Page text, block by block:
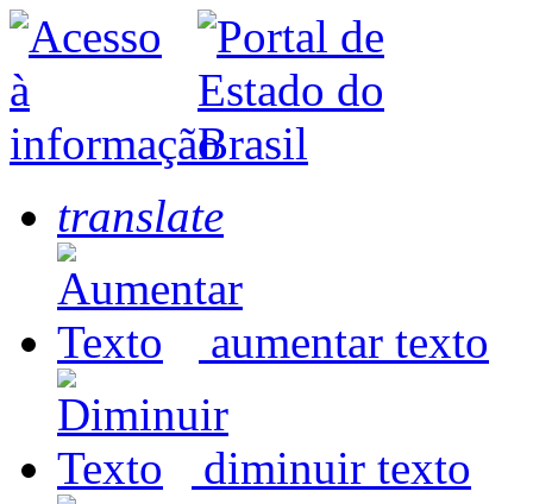
translate
aumentar texto
diminuir texto